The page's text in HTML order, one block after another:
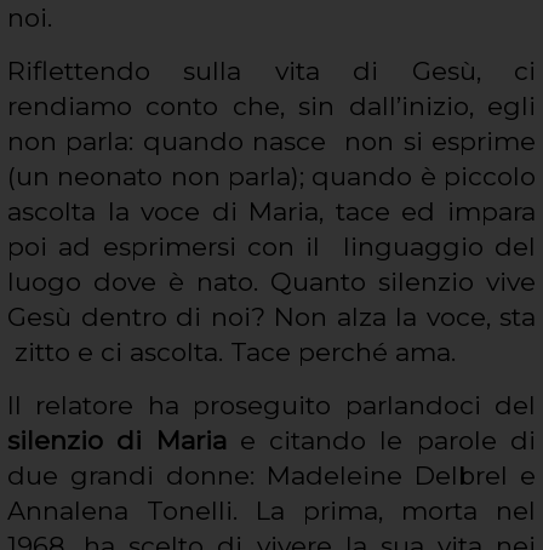
noi.
Riflettendo sulla vita di Gesù, ci
rendiamo conto che, sin dall’inizio, egli
non parla: quando nasce non si esprime
(un neonato non parla); quando è piccolo
ascolta la voce di Maria, tace ed impara
poi ad esprimersi con il linguaggio del
luogo dove è nato. Quanto silenzio vive
Gesù dentro di noi? Non alza la voce, sta
zitto e ci ascolta. Tace perché ama.
Il relatore ha proseguito parlandoci del
silenzio di Maria e citando le parole di
due grandi donne: Madeleine Delbrel e
Annalena Tonelli. La prima, morta nel